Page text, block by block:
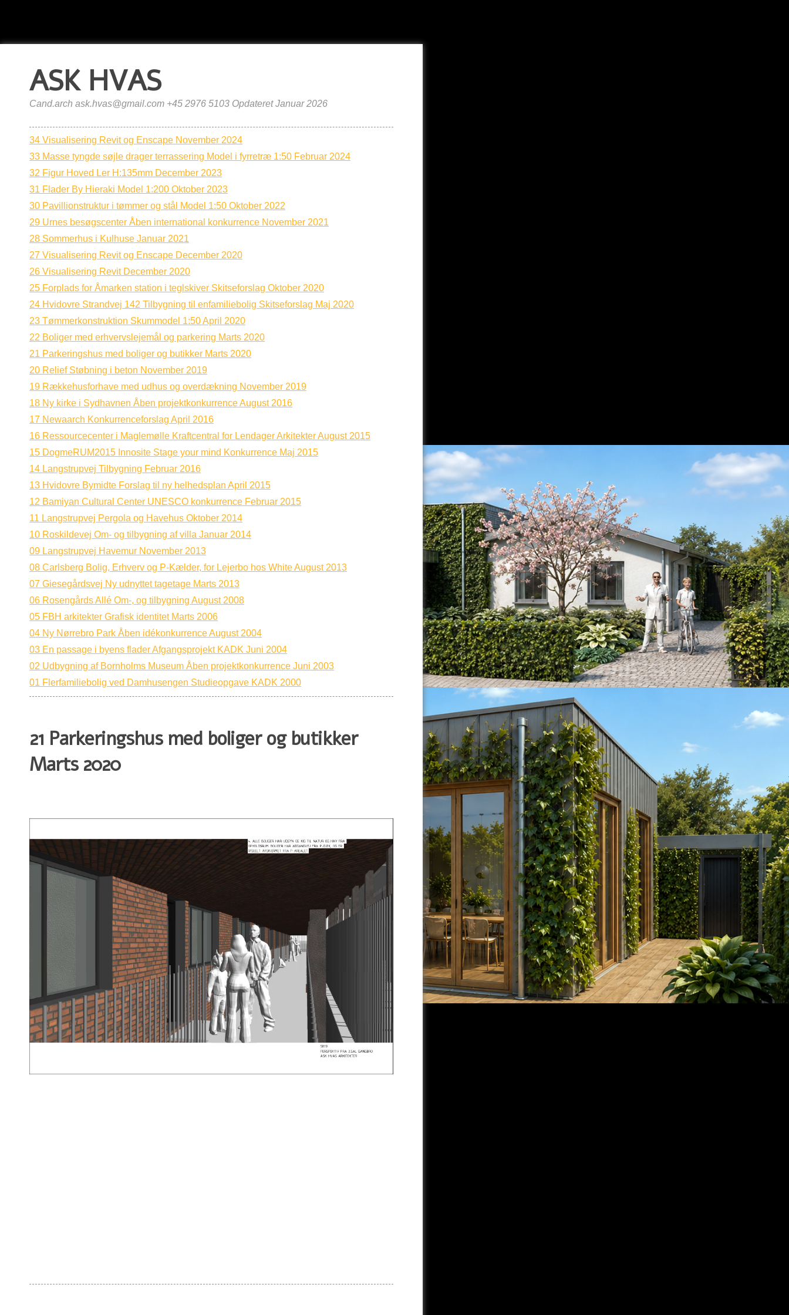
ASK HVAS
Cand.arch ask.hvas@gmail.com +45 2976 5103 Opdateret Januar 2026
34 Visualisering Revit og Enscape November 2024
33 Masse tyngde søjle drager terrassering Model i fyrretræ 1:50 Februar 2024
32 Figur Hoved Ler H:135mm December 2023
31 Flader By Hieraki Model 1:200 Oktober 2023
30 Pavillionstruktur i tømmer og stål Model 1:50 Oktober 2022
29 Urnes besøgscenter Åben international konkurrence November 2021
28 Sommerhus i Kulhuse Januar 2021
27 Visualisering Revit og Enscape December 2020
26 Visualisering Revit December 2020
25 Forplads for Åmarken station i teglskiver Skitseforslag Oktober 2020
24 Hvidovre Strandvej 142 Tilbygning til enfamiliebolig Skitseforslag Maj 2020
23 Tømmerkonstruktion Skummodel 1:50 April 2020
22 Boliger med erhvervslejemål og parkering Marts 2020
21 Parkeringshus med boliger og butikker Marts 2020
20 Relief Støbning i beton November 2019
19 Rækkehusforhave med udhus og overdækning November 2019
18 Ny kirke i Sydhavnen Åben projektkonkurrence August 2016
17 Newaarch Konkurrenceforslag April 2016
16 Ressourcecenter i Maglemølle Kraftcentral for Lendager Arkitekter August 2015
15 DogmeRUM2015 Innosite Stage your mind Konkurrence Maj 2015
14 Langstrupvej Tilbygning Februar 2016
13 Hvidovre Bymidte Forslag til ny helhedsplan April 2015
12 Bamiyan Cultural Center UNESCO konkurrence Februar 2015
11 Langstrupvej Pergola og Havehus Oktober 2014
10 Roskildevej Om- og tilbygning af villa Januar 2014
09 Langstrupvej Havemur November 2013
08 Carlsberg Bolig, Erhverv og P-Kælder, for Lejerbo hos White August 2013
07 Giesegårdsvej Ny udnyttet tagetage Marts 2013
06 Rosengårds Allé Om-, og tilbygning August 2008
05 FBH arkitekter Grafisk identitet Marts 2006
04 Ny Nørrebro Park Åben idékonkurrence August 2004
03 En passage i byens flader Afgangsprojekt KADK Juni 2004
02 Udbygning af Bornholms Museum Åben projektkonkurrence Juni 2003
01 Flerfamiliebolig ved Damhusengen Studieopgave KADK 2000
21 Parkeringshus med boliger og butikker
Marts 2020